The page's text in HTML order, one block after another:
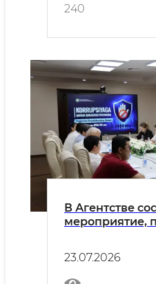
240
В Агентстве
мероприятие,
интересов
23.07.2026